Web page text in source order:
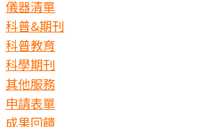
儀器清單
科普&期刊
科普教育
科學期刊
其他服務
申請表單
成果回饋